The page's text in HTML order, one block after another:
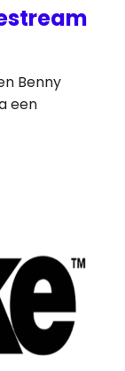
Benny
een